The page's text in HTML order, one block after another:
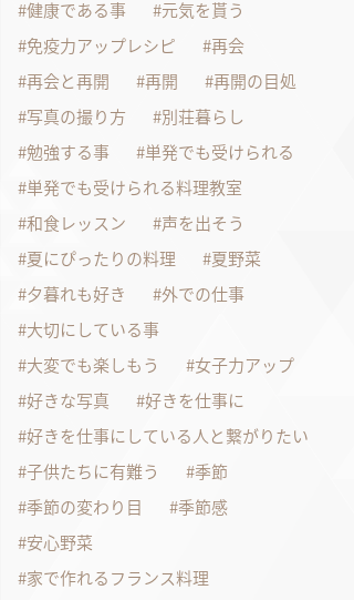
健康である事
元気を貰う
免疫力アップレシピ
再会
再会と再開
再開
再開の目処
写真の撮り方
別荘暮らし
勉強する事
単発でも受けられる
単発でも受けられる料理教室
和食レッスン
声を出そう
夏にぴったりの料理
夏野菜
夕暮れも好き
外での仕事
大切にしている事
大変でも楽しもう
女子力アップ
好きな写真
好きを仕事に
好きを仕事にしている人と繋がりたい
子供たちに有難う
季節
季節の変わり目
季節感
安心野菜
家で作れるフランス料理